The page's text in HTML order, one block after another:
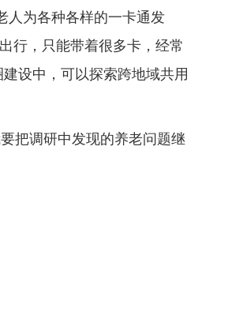
人为各种各样的一卡通发
行，只能带着很多卡，经常
设中，可以探索跨地域共用
把调研中发现的养老问题继